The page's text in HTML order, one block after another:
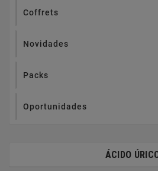
Coffrets
Novidades
Packs
Oportunidades
ÁCIDO